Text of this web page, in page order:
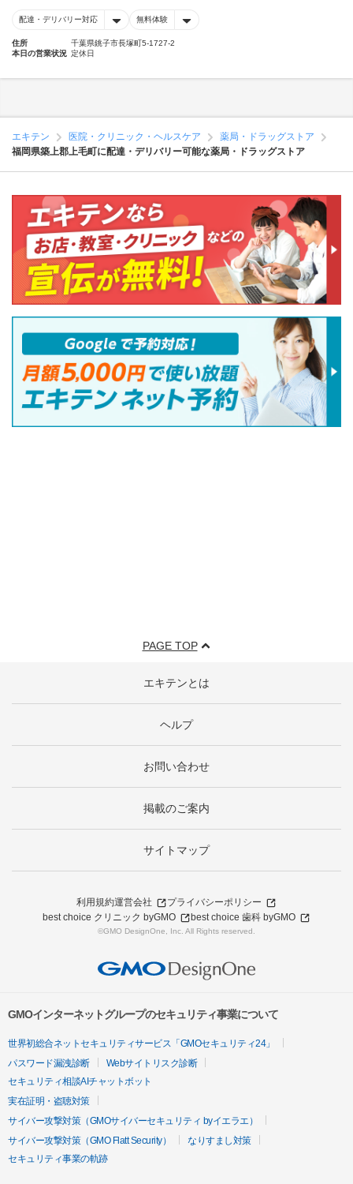
配達・デリバリー対応 無料体験
住所
千葉県銚子市長塚町5-1727-2
本日の営業状況 定休日
エキテン 医院・クリニック・ヘルスケア
薬局・ドラッグストア
福岡県築上郡上毛町に配達・デリバリー可能な薬局・ドラッグストア
PAGE TOP
エキテンとは
ヘルプ
お問い合わせ
掲載のご案内
サイトマップ
利用規約運営会社
プライバシーポリシー
best choice クリニック byGMO
best choice 歯科 byGMO
©GMO DesignOne, Inc. All Rights reserved.
GMOインターネットグループのセキュリティ事業について
世界初総合ネットセキュリティサービス「GMOセキュリティ24」
パスワード漏洩診断
Webサイトリスク診断
セキュリティ相談AIチャットボット
実在証明・盗聴対策
サイバー攻撃対策（GMOサイバーセキュリティ byイエラエ）
サイバー攻撃対策（GMO Flatt Security）
なりすまし対策
セキュリティ事業の軌跡